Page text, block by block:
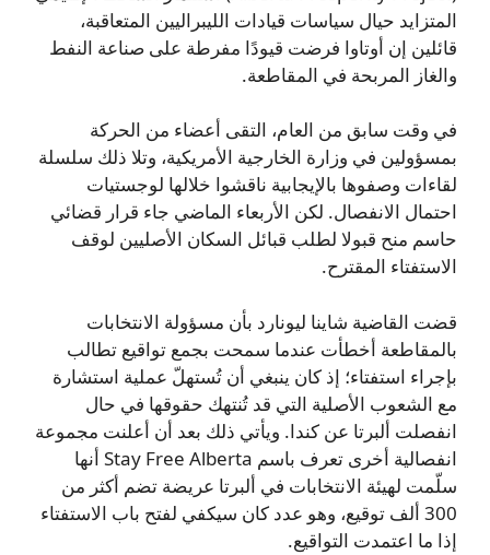
المتزايد حيال سياسات قيادات الليبراليين المتعاقبة،
قائلين إن أوتاوا فرضت قيودًا مفرطة على صناعة النفط
والغاز المربحة في المقاطعة.
في وقت سابق من العام، التقى أعضاء من الحركة
بمسؤولين في وزارة الخارجية الأمريكية، وتلا ذلك سلسلة
لقاءات وصفوها بالإيجابية ناقشوا خلالها لوجستيات
احتمال الانفصال. لكن الأربعاء الماضي جاء قرار قضائي
حاسم منح قبولا لطلب قبائل السكان الأصليين لوقف
الاستفتاء المقترح.
قضت القاضية شاينا ليونارد بأن مسؤولة الانتخابات
بالمقاطعة أخطأت عندما سمحت بجمع تواقيع تطالب
بإجراء استفتاء؛ إذ كان ينبغي أن تُستهلّ عملية استشارة
مع الشعوب الأصلية التي قد تُنتهك حقوقها في حال
انفصلت ألبرتا عن كندا. ويأتي ذلك بعد أن أعلنت مجموعة
انفصالية أخرى تعرف باسم Stay Free Alberta أنها
سلّمت لهيئة الانتخابات في ألبرتا عريضة تضم أكثر من
300 ألف توقيع، وهو عدد كان سيكفي لفتح باب الاستفتاء
إذا ما اعتمدت التواقيع.